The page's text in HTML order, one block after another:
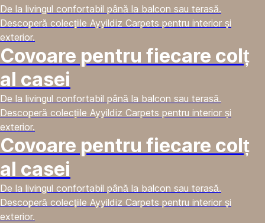
De la livingul confortabil până la balcon sau terasă.
Descoperă colecțiile Ayyildiz Carpets pentru interior și
exterior.
Covoare pentru fiecare colț
al casei
De la livingul confortabil până la balcon sau terasă.
Descoperă colecțiile Ayyildiz Carpets pentru interior și
exterior.
Covoare pentru fiecare colț
al casei
De la livingul confortabil până la balcon sau terasă.
Descoperă colecțiile Ayyildiz Carpets pentru interior și
exterior.